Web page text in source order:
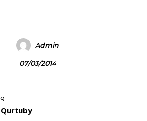
Admin
07/03/2014
Qurtuby